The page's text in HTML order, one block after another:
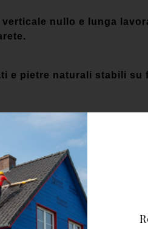
nullo e lunga
e pietre naturali stabili su
fino a 10 mm.